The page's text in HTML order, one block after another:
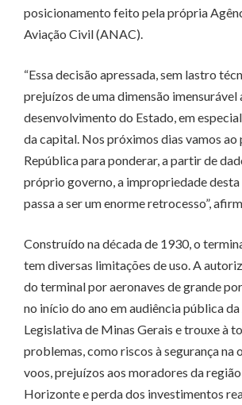
posicionamento feito pela própria
Aviação Civil (ANAC).
“Essa decisão apressada, sem lastro
prejuízos de uma dimensão imensurável
desenvolvimento do Estado, em
da capital. Nos próximos dias vamos ao
República para ponderar, a partir de
próprio governo, a impropriedade
passa a ser um enorme retrocesso”,
Construído na década de 1930, o
tem diversas limitações de uso. A
do terminal por aeronaves de grande
no início do ano em audiência pública
Legislativa de Minas Gerais e trouxe à
problemas, como riscos à segurança na
voos, prejuízos aos moradores da
Horizonte e perda dos investimentos